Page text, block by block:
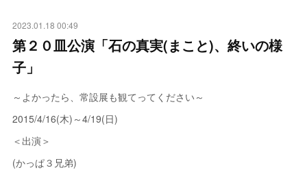
2023.01.18 00:49
第２０皿公演「石の真実(まこと)、終いの様
子」
～よかったら、常設展も観てってください～
2015/4/16(木)～4/19(日)
＜出演＞
(かっぱ３兄弟)